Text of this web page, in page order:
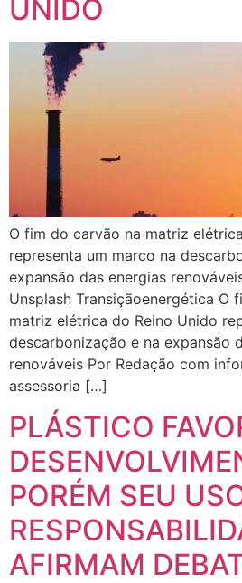
UNIDO
O fim do carvão na matriz
representa um marco na
expansão das energias
Unsplash Transiçãoenergética O
matriz elétrica do Reino Unido
descarbonização e na expansão
renováveis Por Redação com
assessoria […]
PLÁSTICO
PORÉM SEU
AFIRMAM